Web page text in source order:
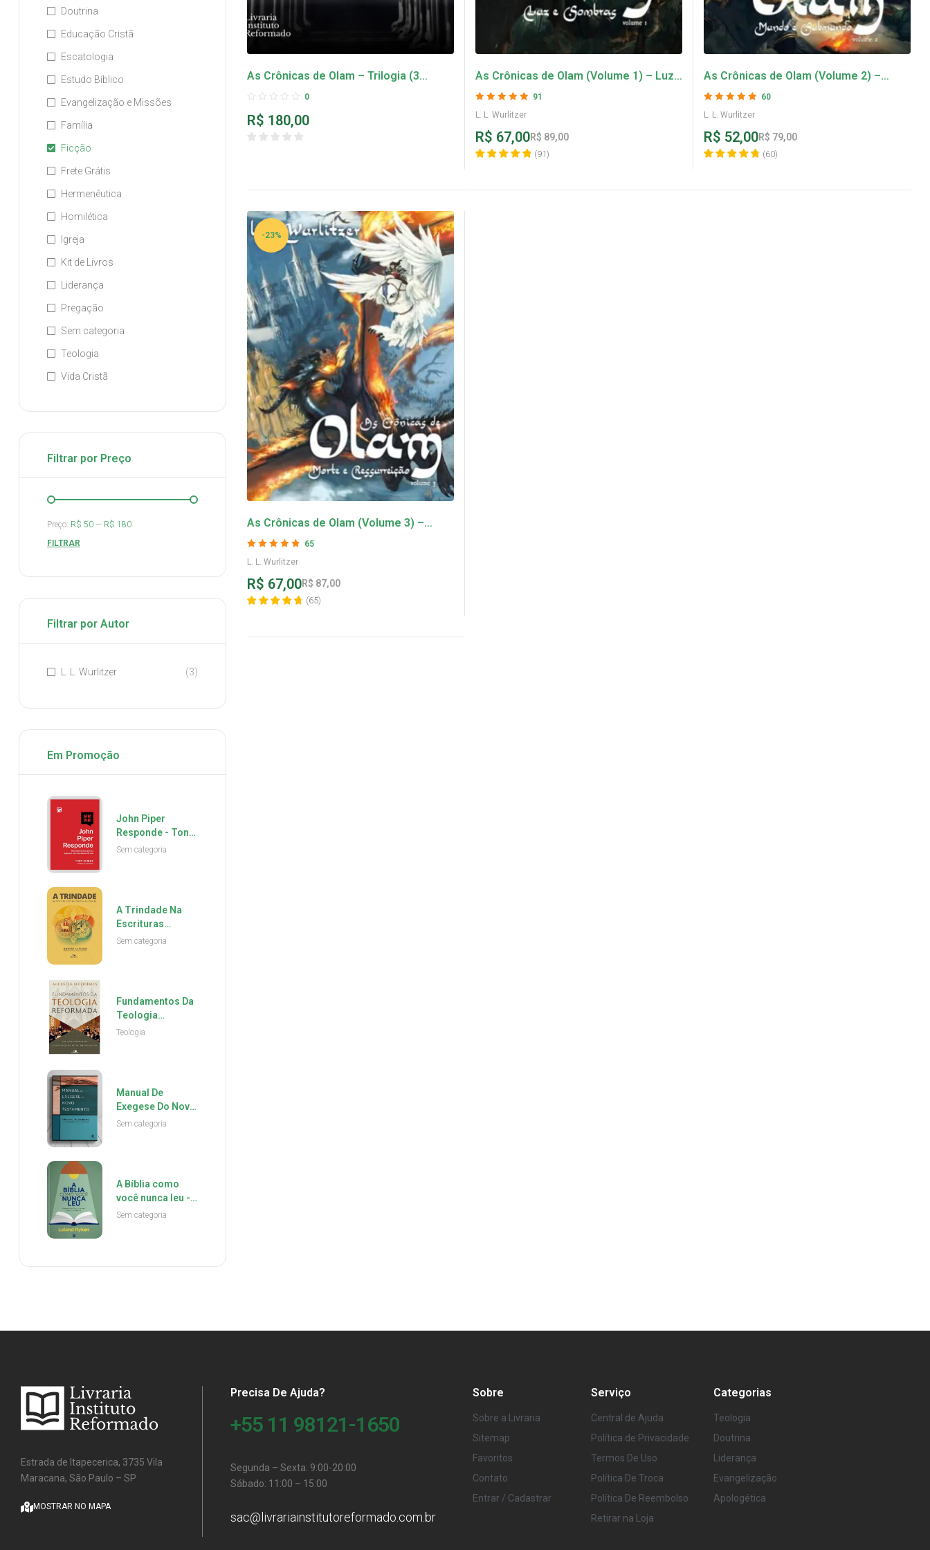
As Crônicas de Olam – Trilogia (3
volumes)
0
R$ 180,00
As Crônicas de Olam (Volume 1) – Luz
e Sombras – L. L. Wurlitzer
91
L. L. Wurlitzer
R$ 89,00
R$ 67,00
(91)
As Crônicas de Olam (Volume 2) –
Mundo e Submundo – L. L. Wurlitzer
60
L. L. Wurlitzer
R$ 79,00
R$ 52,00
(60)
-23%
As Crônicas de Olam (Volume 3) –
Morte e Ressurreição – L. L. Wurlitzer
65
L. L. Wurlitzer
R$ 87,00
R$ 67,00
(65)
Doutrina
Educação Cristã
Escatologia
Estudo Bíblico
Evangelização e Missões
Família
Ficção
Frete Grátis
Hermenêutica
Homilética
Igreja
Kit de Livros
Liderança
Pregação
Sem categoria
Teologia
Vida Cristã
Filtrar por Preço
FILTRAR
Preço: R$ 50 — R$ 180
Filtrar por Autor
L. L. Wurlitzer (3)
Em Promoção
John Piper
Responde - Tony
Reinke
Sem categoria
A Trindade Na
Escrituras
Historia Teologia
Sem categoria
Fundamentos Da
Teologia
Reformada -
Teologia
Manual De
Exegese Do Novo
Testamento -
Sem categoria
A Bíblia como
você nunca leu -
Leland Ryken
Sem categoria
Estrada de Itapecerica, 3735 Vila
Maracana, São Paulo – SP
MOSTRAR NO MAPA
Precisa De Ajuda?
+55 11 98121-1650
Segunda – Sexta: 9:00-20:00
Sábado: 11:00 – 15:00
sac@livrariainstitutoreformado.com.br
Sobre
Sobre a Livraria
Sitemap
Favoritos
Contato
Entrar / Cadastrar
Serviço
Central de Ajuda
Política de Privacidade
Termos De Uso
Política De Troca
Política De Reembolso
Retirar na Loja
Categorias
Teologia
Doutrina
Liderança
Evangelização
Apologética